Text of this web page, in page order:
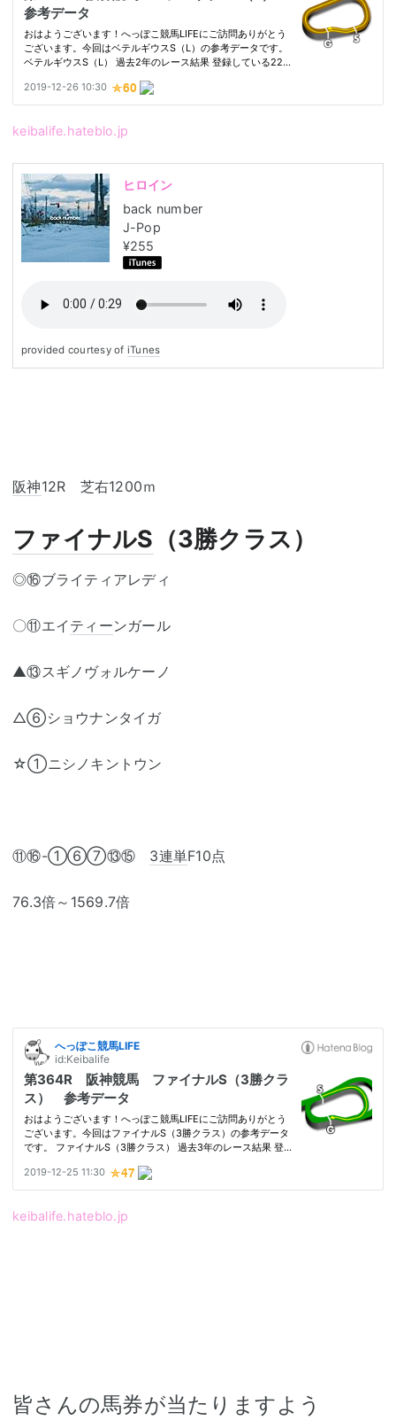
keibalife.hateblo.jp
ヒロイン
back number
J-Pop
¥255
provided courtesy of iTunes
阪神12R 芝右1200ｍ
ファイナルS （3勝クラス）
◎⑯ブライティアレディ
〇⑪エイ ティーンガール
▲⑬スギノヴォルケーノ
△⑥ショウナンタイガ
☆①ニシノキントウン
⑪⑯-①⑥⑦⑬⑮ 3連単F10点
76.3倍～1569.7倍
keibalife.hateblo.jp
皆さんの馬券が当たりますよう